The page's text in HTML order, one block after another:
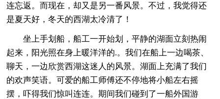
连忘返。而现在，却又是另一番风景。不过，我觉得还
是夏天好，冬天的西湖太冷清了！
坐上手划船，船工一开始划，平静的湖面立刻热闹
起来，阳光照在身上暖洋洋的.。我们在船上一边喝茶、
聊天，一边欣赏西湖这迷人的风景。湖面上充满了我们
的欢声笑语。可爱的船工师傅还不停地将小船左右摇
摆，吓得我们惊叫连连。期间我们碰到了一船外国游